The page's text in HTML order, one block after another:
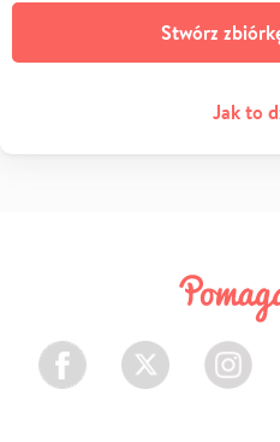
Stwórz
Jak to
Facebook Twitter Instagram